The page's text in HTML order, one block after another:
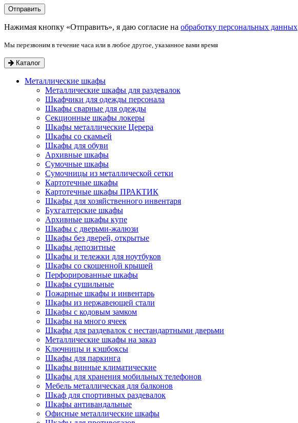
Нажимая кнопку «Отправить», я даю согласие на обработку персональных данных
Мы перезвоним в течение часа или в любое другое, указанное вами время
Каталог
Металлические шкафы
Металлические шкафы для раздевалок
Шкафчики для одежды персонала
Шкафы сварные для одежды
Секционные шкафы локеры
Шкафы металлические Церера
Шкафы со скамьей
Шкафы для обуви
Архивные шкафы
Сумочные шкафы
Сумочницы из металлической сетки
Картотечные шкафы
Картотечные шкафы ПРАКТИК
Шкафы для хозяйственного инвентаря
Бухгалтерские шкафы
Архивные шкафы купе
Шкафы с дверьми-жалюзи
Шкафы без дверей, открытые
Шкафы депозитные
Шкафы и тележки для ноутбуков
Шкафы со скошенной крышей
Перфорированные шкафы
Шкафы сушильные
Пожарные шкафы и инвентарь
Шкафы из нержавеющей стали
Шкафы с кодовым замком
Шкафы на много ячеек
Шкафы для раздевалок с нестандартными дверьми
Металлические шкафы на заказ
Ключницы и кэшбоксы
Шкафы для паркинга
Шкафы винные климатические
Шкафы для хранения мобильных телефонов
Мебель металлическая для балконов
Шкаф для спортивных раздевалок
Шкафы антивандальные
Офисные металлические шкафы